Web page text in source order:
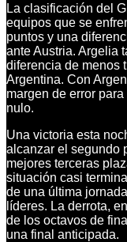
La clasificación del
equipos que se
puntos y una
ante Austria. Argelia
diferencia de menos
Argentina. Con
margen de error
nulo.
Una victoria esta
alcanzar el segundo
mejores terceras
situación casi
de una última
líderes. La derrota,
de los octavos de
una final anticipada.